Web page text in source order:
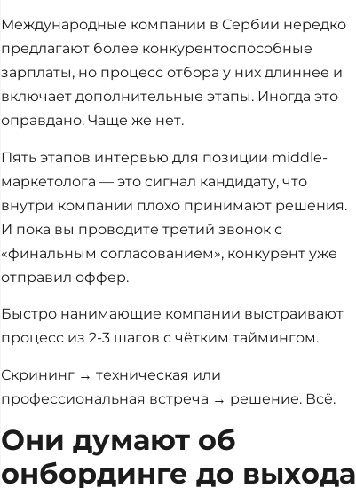
Международные компании в Сербии нередко
предлагают более конкурентоспособные
зарплаты, но процесс отбора у них длиннее и
включает дополнительные этапы. Иногда это
оправдано. Чаще же нет.
Пять этапов интервью для позиции middle-
маркетолога — это сигнал кандидату, что
внутри компании плохо принимают решения.
И пока вы проводите третий звонок с
«финальным согласованием», конкурент уже
отправил оффер.
Быстро нанимающие компании выстраивают
процесс из 2-3 шагов с чётким таймингом.
Скрининг → техническая или
профессиональная встреча → решение. Всё.
Они думают об
онбординге до выхода